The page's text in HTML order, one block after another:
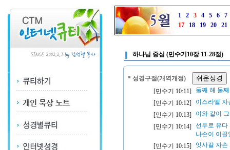
1 2 3 4 5 6
7
17
18 19 20 21
하나님 중심 (민수기10장 11-28절)
성경구절(개역개정)
[민수기 10:11]
둘째 해 둘
[민수기 10:12]
이스라엘
[민수기 10:13]
이와 같이
[민수기 10:14]
선두로 유다
나손이 이끌
[민수기 10:15]
잇사갈 자